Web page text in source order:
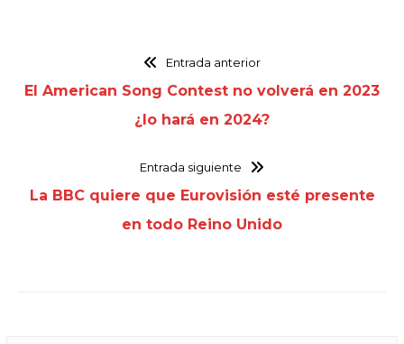
Entrada anterior
El American Song Contest no volverá en 2023
¿lo hará en 2024?
Entrada siguiente
La BBC quiere que Eurovisión esté presente
en todo Reino Unido